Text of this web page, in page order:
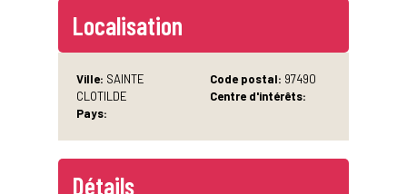
Localisation
Ville: SAINTE
CLOTILDE
Pays:
Code postal: 97490
Centre d'intérêts:
Détails